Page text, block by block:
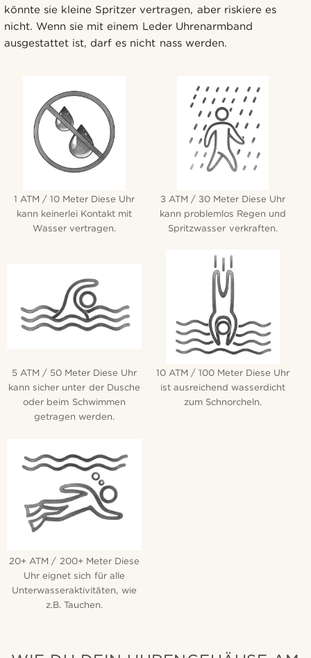
könnte sie kleine Spritzer vertragen, aber riskiere es
nicht. Wenn sie mit einem Leder Uhrenarmband
ausgestattet ist, darf es nicht nass werden.
1 ATM / 10 Meter Diese Uhr
kann keinerlei Kontakt mit
Wasser vertragen.
3 ATM / 30 Meter Diese Uhr
kann problemlos Regen und
Spritzwasser verkraften.
5 ATM / 50 Meter Diese Uhr
kann sicher unter der Dusche
oder beim Schwimmen
getragen werden.
10 ATM / 100 Meter Diese Uhr
ist ausreichend wasserdicht
zum Schnorcheln.
20+ ATM / 200+ Meter Diese
Uhr eignet sich für alle
Unterwasseraktivitäten, wie
z.B. Tauchen.